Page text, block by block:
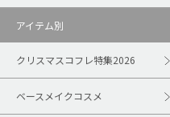
アイテム別
クリスマスコフレ特集2026
ベースメイクコスメ